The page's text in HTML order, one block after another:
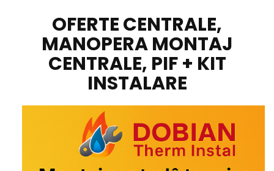
OFERTE CENTRALE,
MANOPERA MONTAJ
CENTRALE, PIF + KIT
INSTALARE